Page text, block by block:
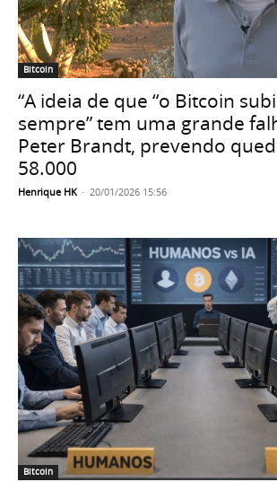
Bitcoin
“A ideia de que “o Bitcoin
sempre” tem uma grande
Peter Brandt, prevendo
58.000
Henrique HK - 20/01/2026 15:56
Bitcoin